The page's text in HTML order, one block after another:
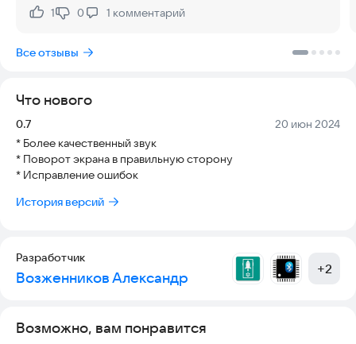
Нравится:
1Не нравится:
0 1 комментарий
Все отзывы
Что нового
Версия:
0.7 Дата:
20 июн 2024
* Более качественный звук
* Поворот экрана в правильную сторону
* Исправление ошибок
История версий
Разработчик
Возженников Александр +2
Возможно, вам понравится